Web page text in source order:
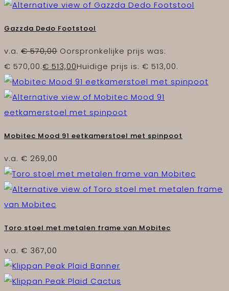
Gazzda Dedo Footstool
v.a. €570,00 Oorspronkelijke prijs was:
€ 570,00.€ 513,00Huidige prijs is: € 513,00.
Mobitec Mood 91 eetkamerstoel met spinpoot
v.a. € 269,00
Toro stoel met metalen frame van Mobitec
v.a. € 367,00